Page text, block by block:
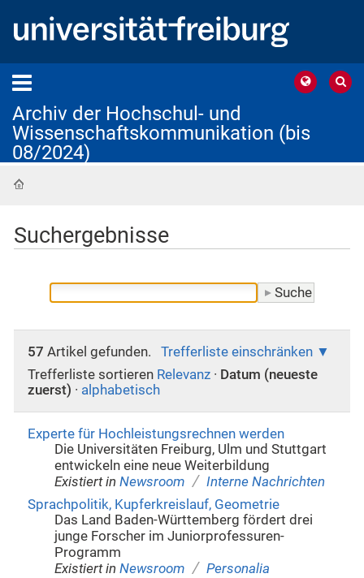
Archiv der Hochschul- und
Wissenschaftskommunikation (bis
08/2024)
Suchergebnisse
57 Artikel gefunden.
Trefferliste einschränken
Trefferliste sortieren Relevanz · Datum (neueste
zuerst) · alphabetisch
Experte für Hochleistungsrechnen werden
Die Universitäten Freiburg, Ulm und Stuttgart
entwickeln eine neue Weiterbildung
Existiert in Newsroom / Interne Nachrichten
Sprachpolitik, Kupferkreislauf, Geometrie
Das Land Baden-Württemberg fördert drei
junge Forscher im Juniorprofessuren-
Programm
Existiert in Newsroom / Personalia